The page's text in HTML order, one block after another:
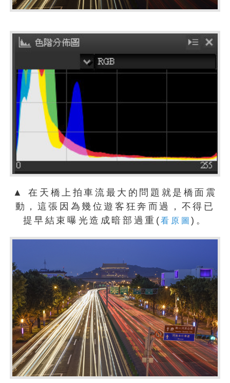
▲ 在天橋上拍車流最大的問題就是橋面震
動，這張因為幾位遊客狂奔而過，不得已
提早結束曝光造成暗部過重(看原圖 )。